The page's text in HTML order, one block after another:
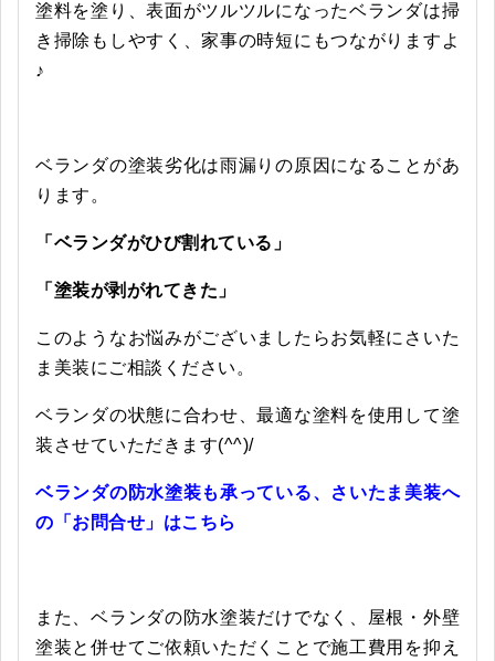
塗料を塗り、表面がツルツルになったベランダは掃
き掃除もしやすく、家事の時短にもつながりますよ
♪
ベランダの塗装劣化は雨漏りの原因になることがあ
ります。
「ベランダがひび割れている」
「塗装が剥がれてきた」
このようなお悩みがございましたらお気軽にさいた
ま美装にご相談ください。
ベランダの状態に合わせ、最適な塗料を使用して塗
装させていただきます(^^)/
ベランダの防水塗装も承っている、さいたま美装へ
の「お問合せ」はこちら
また、ベランダの防水塗装だけでなく、屋根・外壁
塗装と併せてご依頼いただくことで施工費用を抑え